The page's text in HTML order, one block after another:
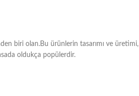
biri olan.Bu ürünlerin tasarımı ve üretimi,
oldukça popülerdir.